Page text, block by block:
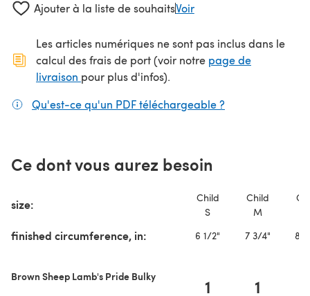
Ajouter à la liste de souhaitsVoir
Les articles numériques ne sont pas inclus dans le
calcul des frais de port (voir notre page de
livraison (s'ouvre dans un nouvel onglet)
pour plus d'infos).
Qu'est-ce qu'un PDF téléchargeable ?
Ce dont vous aurez besoin
size:
Child
S
Child
M
finished circumference, in: 6 1/2" 7 3/4" 8
Brown Sheep Lamb's Pride Bulky 1 1